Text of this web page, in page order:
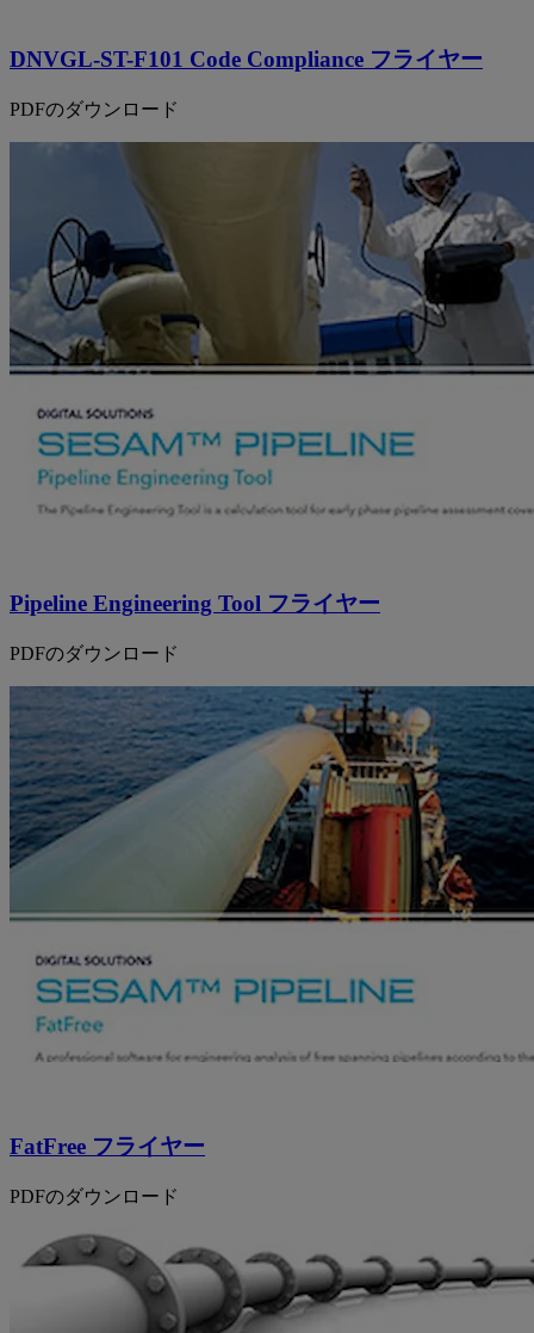
DNVGL-ST-F101 Code Compliance フライヤー
PDFのダウンロード
Pipeline Engineering Tool フライヤー
PDFのダウンロード
FatFree フライヤー
PDFのダウンロード